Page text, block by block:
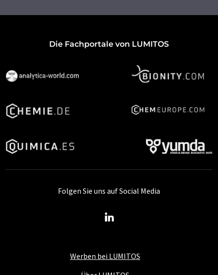
Die Fachportale von LUMITOS
Werben bei LUMITOS
Folgen Sie uns auf Social Media